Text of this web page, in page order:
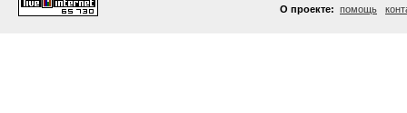
О проекте: помощь